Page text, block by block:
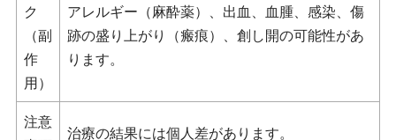
ク
（副
作
用）
アレルギー（麻酔薬）、出血、血腫、感染、傷
跡の盛り上がり（瘢痕）、創し開の可能性があ
ります。
注意
治療の結果には個人差があります。